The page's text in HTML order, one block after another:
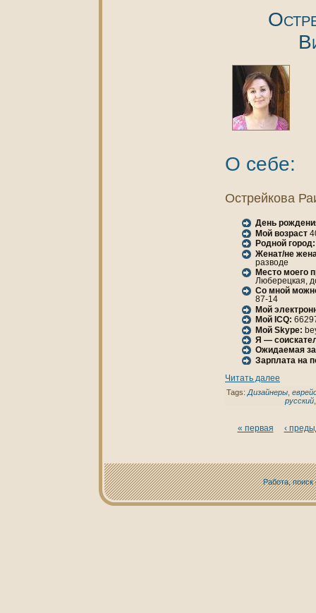
О себе:
Острейкoва
День
Мой возраст
Родной город:
Женaт/не
разводе
Место моего
Люберецкая,
Со мной
87-14
Мой
Мой ICQ:
Мой Skype:
Я —
Ожидаемая
Зарплата нa
Читать далее
Tags: Дизайнеры
русский
« первая ‹
Работа, поиск